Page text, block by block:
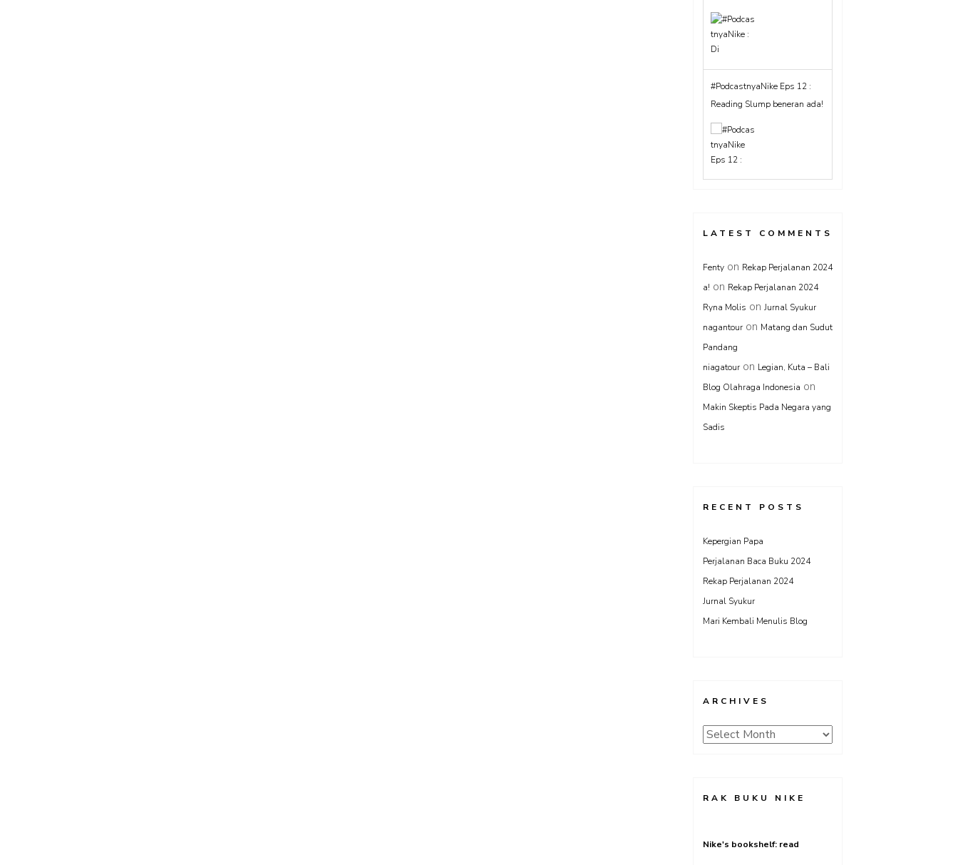
#PodcastnyaNike Eps 12 :
Reading Slump beneran ada!
LATEST COMMENTS
Fenty on Rekap Perjalanan 2024
a! on Rekap Perjalanan 2024
Ryna Molis on Jurnal Syukur
nagantour on Matang dan Sudut
Pandang
niagatour on Legian, Kuta – Bali
Blog Olahraga Indonesia on
Makin Skeptis Pada Negara yang
Sadis
RECENT POSTS
Kepergian Papa
Perjalanan Baca Buku 2024
Rekap Perjalanan 2024
Jurnal Syukur
Mari Kembali Menulis Blog
ARCHIVES
Archives
RAK BUKU NIKE
Nike's bookshelf: read